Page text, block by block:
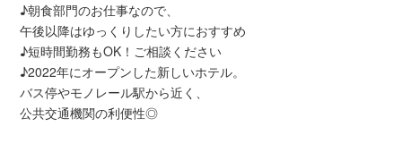
♪朝食部門のお仕事なので、
午後以降はゆっくりしたい方におすすめ
♪短時間勤務もOK！ご相談ください
♪2022年にオープンした新しいホテル。
バス停やモノレール駅から近く、
公共交通機関の利便性◎